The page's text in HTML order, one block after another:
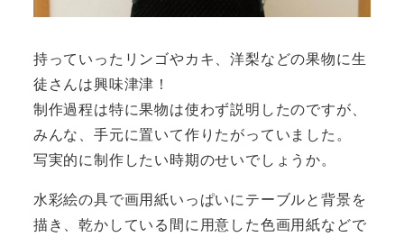
持っていったリンゴやカキ、洋梨などの果物に生
徒さんは興味津津！
制作過程は特に果物は使わず説明したのですが、
みんな、手元に置いて作りたがっていました。
写実的に制作したい時期のせいでしょうか。
水彩絵の具で画用紙いっぱいにテーブルと背景を
描き、乾かしている間に用意した色画用紙などで